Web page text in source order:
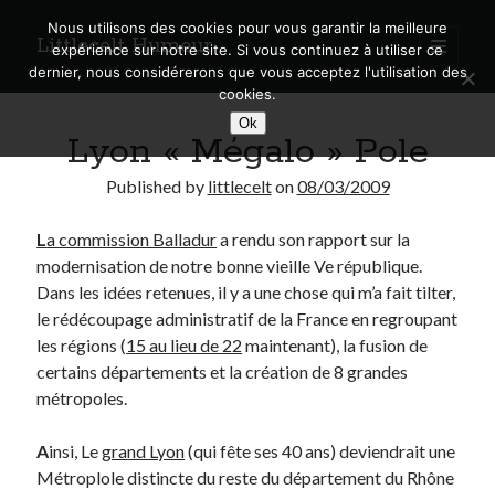
Littlecelt Humeur
open
primary
menu
Sidebar
Search
Derniers articles
Municipales 2026 : Lyon, Métropole et Caluire, mon choix pour l’avenir
Explorez les Chemins Enchantés à Vélo : Aventures Familiales près de
Lyon !
Quel Lyonnais es-tu, Renaud Ducher ?
Lyon ?
Comment je vis ma vie sur un vélo
Lyon « Mégalo » Pole
Published by littlecelton08/03/2009
La commission Balladura rendu son rapport sur la
modernisation de notre bonne vieille Ve république.
Dans les idées retenues, il y a une chose qui m’a fait tilter,
le rédécoupage administratif de la France en regroupant
les régions (15 au lieu de 22 maintenant), la fusion de
certains départements et la création de 8 grandes
métropoles.
Ainsi, Legrand Lyon(qui fête ses 40 ans) deviendrait une
Métroplole distincte du reste du département du Rhône
Nous utilisons des cookies pour vous garantir la meilleure
expérience sur notre site. Si vous continuez à utiliser ce
dernier, nous considérerons que vous acceptez l'utilisation des
cookies.
Ok